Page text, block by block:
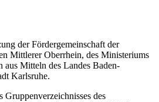
der Fördergemeinschaft der
Mittlerer Oberrhein, des Ministeriums
aus Mitteln des Landes Baden-
Karlsruhe.
des